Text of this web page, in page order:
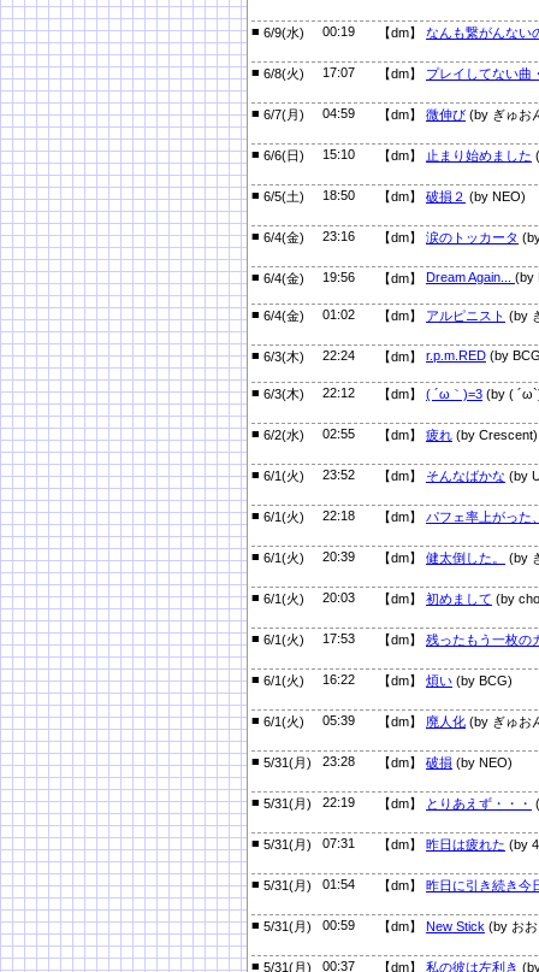
■ 6/9(水) 00:19 【dm】 なんも繋がんない
■ 6/8(火) 17:07 【dm】 プレイしてない曲
■ 6/7(月) 04:59 【dm】 微伸び (by ぎゅお
■ 6/6(日) 15:10 【dm】 止まり始めました
■ 6/5(土) 18:50 【dm】 破損２ (by NEO)
■ 6/4(金) 23:16 【dm】 涙のトッカータ
■ 6/4(金) 19:56 【dm】 Dream Again... (by
■ 6/4(金) 01:02 【dm】 アルピニスト (by
■ 6/3(木) 22:24 【dm】 r.p.m.RED (by
■ 6/3(木) 22:12 【dm】 ( ´ω｀)=3 (by (
■ 6/2(水) 02:55 【dm】 疲れ (by Crescent)
■ 6/1(火) 23:52 【dm】 そんなばかな (by
■ 6/1(火) 22:18 【dm】 パフェ率上がった
■ 6/1(火) 20:39 【dm】 健太倒した。 (by
■ 6/1(火) 20:03 【dm】 初めまして (by
■ 6/1(火) 17:53 【dm】 残ったもう一枚の
■ 6/1(火) 16:22 【dm】 煩い (by BCG)
■ 6/1(火) 05:39 【dm】 廃人化 (by ぎゅお
■ 5/31(月) 23:28 【dm】 破損 (by NEO)
■ 5/31(月) 22:19 【dm】 とりあえず・・・
■ 5/31(月) 07:31 【dm】 昨日は疲れた (by
■ 5/31(月) 01:54 【dm】 昨日に引き続き今
■ 5/31(月) 00:59 【dm】 New Stick (by お
■ 5/31(月) 00:37 【dm】 私の彼は左利き